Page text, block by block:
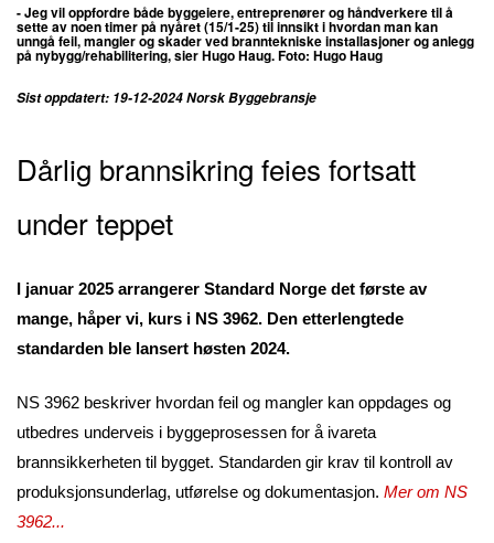
- Jeg vil oppfordre både byggeiere, entreprenører og håndverkere til å
sette av noen timer på nyåret (15/1-25) til innsikt i hvordan man kan
unngå feil, mangler og skader ved branntekniske installasjoner og anlegg
på nybygg/rehabilitering, sier Hugo Haug. Foto: Hugo Haug
Sist oppdatert: 19-12-2024 Norsk Byggebransje
Dårlig brannsikring feies fortsatt
under teppet
I januar 2025 arrangerer Standard Norge det første av
mange, håper vi, kurs i NS 3962. Den etterlengtede
standarden ble lansert høsten 2024.
NS 3962 beskriver hvordan feil og mangler kan oppdages og
utbedres underveis i byggeprosessen for å ivareta
brannsikkerheten til bygget. Standarden gir krav til kontroll av
produksjonsunderlag, utførelse og dokumentasjon. Mer om NS
3962...